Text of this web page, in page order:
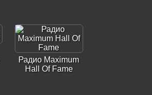
Радио Maximum
Hall Of Fame